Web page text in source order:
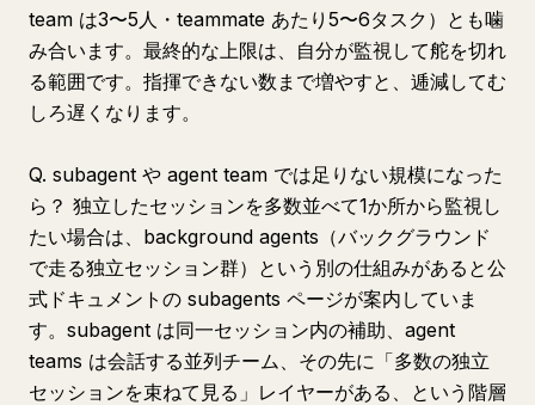
team は3〜5人・teammate あたり5〜6タスク）とも噛
み合います。最終的な上限は、自分が監視して舵を切れ
る範囲です。指揮できない数まで増やすと、逓減してむ
しろ遅くなります。
Q. subagent や agent team では足りない規模になった
ら？ 独立したセッションを多数並べて1か所から監視し
たい場合は、background agents（バックグラウンド
で走る独立セッション群）という別の仕組みがあると公
式ドキュメントの subagents ページが案内していま
す。subagent は同一セッション内の補助、agent
teams は会話する並列チーム、その先に「多数の独立
セッションを束ねて見る」レイヤーがある、という階層